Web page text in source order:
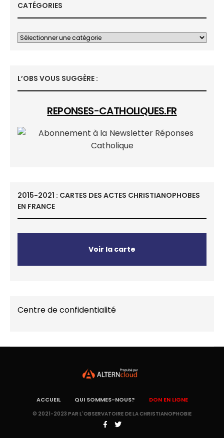
CATÉGORIES
L’OBS VOUS SUGGÈRE :
REPONSES-CATHOLIQUES.FR
2015-2021 : CARTES DES ACTES CHRISTIANOPHOBES
EN FRANCE
Voir la carte
Centre de confidentialité
ACCUEIL QUI SOMMES-NOUS? DON EN LIGNE
© 2021-2023 PAR L'OBSERVATOIRE DE LA CHRISTIANOPHOBIE